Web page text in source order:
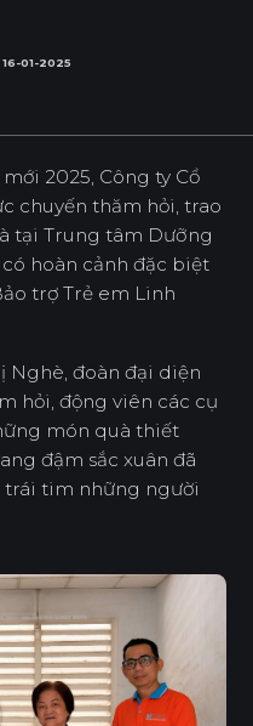
16-01-2025
2025, Công ty Cổ
chuyến thăm hỏi, trao
tại Trung tâm Dưỡng
hoàn cảnh đặc biệt
trợ Trẻ em Linh
Nghè,đoàn đại diện
hỏi, động viên các cụ
món quà thiết
đậm sắc xuân đã
trái tim những người